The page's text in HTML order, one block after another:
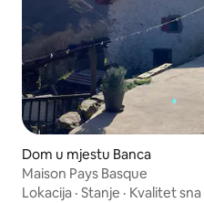
Dom u mjestu Banca
Maison Pays Basque
Lokacija · Stanje · Kvalitet sna